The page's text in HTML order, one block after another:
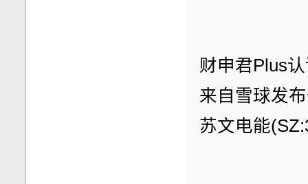
财申君Plus
来自雪球发
苏文电能